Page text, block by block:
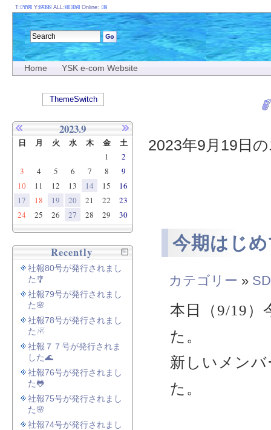
Home YSK e-com Website
2023年9月19日
今期はじ
カテゴリー »
本日（9/19）
た。
新しいメン
た。
T: Y: ALL: Online:
ThemeSwitch
2023.9
日 月 火 水 木 金 土
1
2
3
4 5 6 7 8
9
10
11 12 13 14 15
16
17
18 19 20 21 22
23
24
25 26 27 28 29 30
Recently
社報80号が発行されまし
た🎐
社報79号が発行されまし
た🌸
社報78号が発行されまし
た☃
社報７７号が発行されま
した🌊
社報76号が発行されまし
た🐸
社報75号が発行されまし
た🌸
社報74号が発行されまし